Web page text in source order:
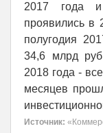
2017 года и
проявились в
полугодия
34,6 млрд
2018 года -
месяцев
Источник: